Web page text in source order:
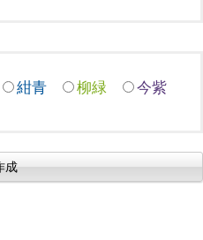
紺青 柳緑 今紫